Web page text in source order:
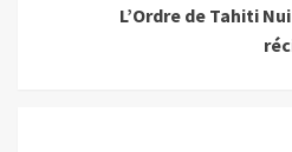
L’Ordre de Tahiti